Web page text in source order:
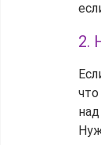
2.
над